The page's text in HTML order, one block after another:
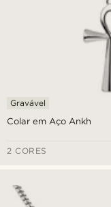
Colar em Aço Ankh
Gravável
2 CORES